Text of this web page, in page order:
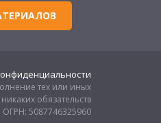
тех или иных
обязательств
ОГРН: 5087746325960